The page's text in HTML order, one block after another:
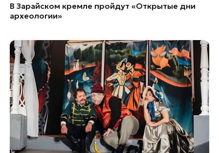
В Зарайском кремле пройдут «Открытые дни
археологии»